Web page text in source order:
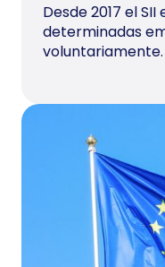
Desde 2017 el
determinadas
voluntariamente.